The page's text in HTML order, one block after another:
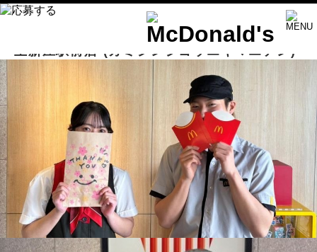
上新庄駅前店 (カミシンジヨウエキマエテン)